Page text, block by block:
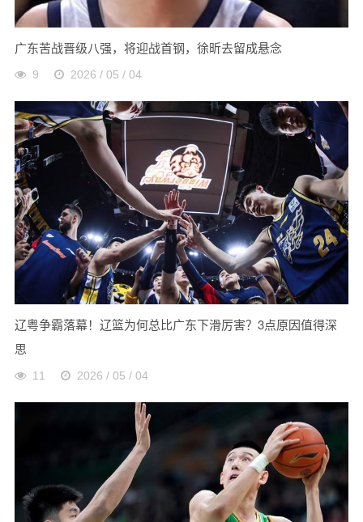
广东苦战晋级八强，将迎战首钢，徐昕去留成悬念
9 2026 / 05 / 04
辽粤争霸落幕！辽篮为何总比广东下滑厉害？3点原因值得深
思
11 2026 / 05 / 04